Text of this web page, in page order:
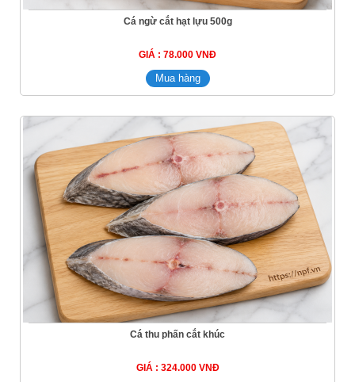
Cá ngừ cắt hạt lựu 500g
GIÁ : 78.000 VNĐ
Cá thu phấn cắt khúc
GIÁ : 324.000 VNĐ